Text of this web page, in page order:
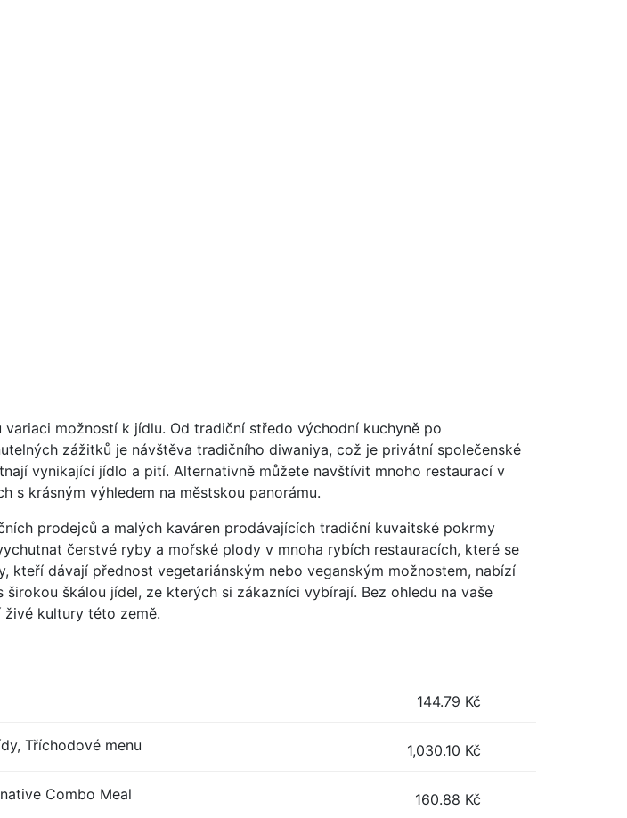
možností k jídlu. Od tradiční středo východní kuchyně po
zážitků je návštěva tradičního diwaniya, což je privátní společenské
vynikající jídlo a pití. Alternativně můžete navštívit mnoho restaurací v
s krásným výhledem na městskou panorámu.
prodejců a malých kaváren prodávajících tradiční kuvaitské pokrmy
čerstvé ryby a mořské plody v mnoha rybích restauracích, které se
kteří dávají přednost vegetariánským nebo veganským možnostem, nabízí
škálou jídel, ze kterých si zákazníci vybírají. Bez ohledu na vaše
živé kultury této země.
144.79 Kč
Tříchodové menu 1,030.10 Kč
Combo Meal 160.88 Kč